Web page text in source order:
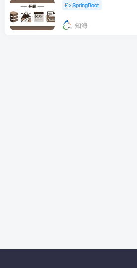
SpringBoot
知海